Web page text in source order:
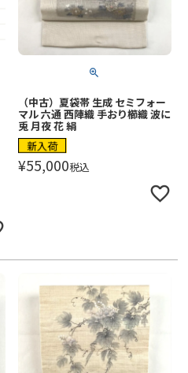
（中古）夏袋帯 生成 セミフォー
マル 六通 西陣織 手おり櫛織 波に
兎 月夜 花 絹
新入荷
¥55,000税込